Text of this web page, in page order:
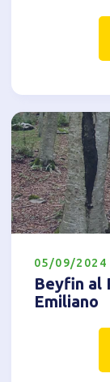
05/09/2024
Beyfin al
Emiliano